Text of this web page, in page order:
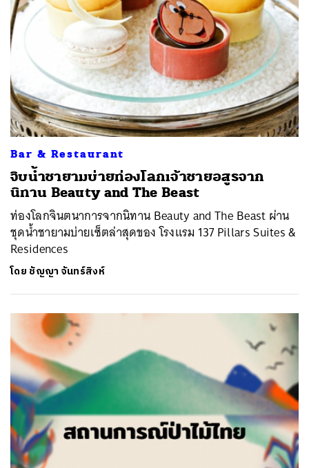
Bar & Restaurant
จิบน้ำชายามบ่ายท่องโลกเจ้าชายอสูรจาก
นิทาน Beauty and The Beast
ท่องโลกจินตนาการจากนิทาน Beauty and The Beast ผ่าน
ชุดน้ำชายามบ่ายเซ็ตล่าสุดของ โรงแรม 137 Pillars Suites &
Residences
โดย ชัญญา จันทร์สิงห์